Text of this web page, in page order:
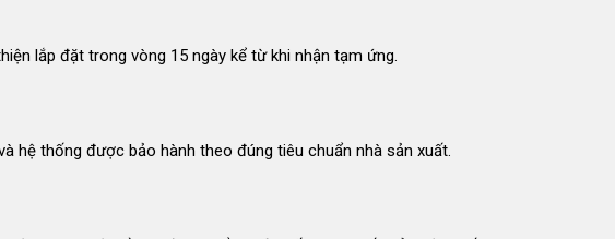
lắp đặt trong vòng 15 ngày kể từ khi nhận tạm ứng.
hệ thống được bảo hành theo đúng tiêu chuẩn nhà sản xuất.